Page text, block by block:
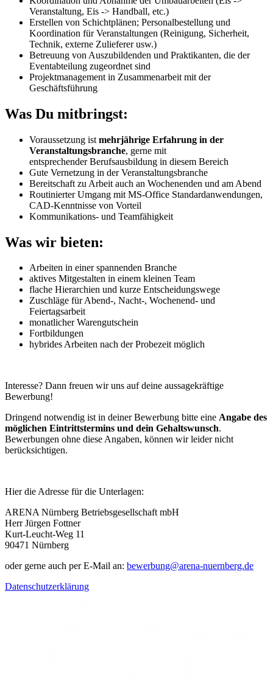
Veranstaltung, Eis -> Handball, etc.)
Erstellen von Schichtplänen; Personalbestellung und
Koordination für Veranstaltungen (Reinigung, Sicherheit,
Technik, externe Zulieferer usw.)
Betreuung von Auszubildenden und Praktikanten, die der
Eventabteilung zugeordnet sind
Projektmanagement in Zusammenarbeit mit der
Geschäftsführung
Was Du mitbringst:
Voraussetzung ist mehrjährige Erfahrung in der
Veranstaltungsbranche, gerne mit
entsprechender Berufsausbildung in diesem Bereich
Gute Vernetzung in der Veranstaltungsbranche
Bereitschaft zu Arbeit auch an Wochenenden und am Abend
Routinierter Umgang mit MS-Office Standardanwendungen,
CAD-Kenntnisse von Vorteil
Kommunikations- und Teamfähigkeit
Was wir bieten:
Arbeiten in einer spannenden Branche
aktives Mitgestalten in einem kleinen Team
flache Hierarchien und kurze Entscheidungswege
Zuschläge für Abend-, Nacht-, Wochenend- und
Feiertagsarbeit
monatlicher Warengutschein
Fortbildungen
hybrides Arbeiten nach der Probezeit möglich
Interesse? Dann freuen wir uns auf deine aussagekräftige
Bewerbung!
Dringend notwendig ist in deiner Bewerbung bitte eine Angabe des
möglichen Eintrittstermins und dein Gehaltswunsch.
Bewerbungen ohne diese Angaben, können wir leider nicht
berücksichtigen.
Hier die Adresse für die Unterlagen:
ARENA Nürnberg Betriebsgesellschaft mbH
Herr Jürgen Fottner
Kurt-Leucht-Weg 11
90471 Nürnberg
oder gerne auch per E-Mail an: bewerbung@arena-nuernberg.de
Datenschutzerklärung